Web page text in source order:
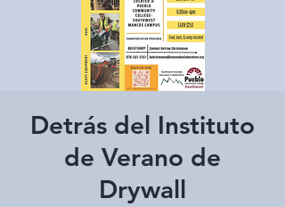
Detrás del Instituto
de Verano de
Drywall